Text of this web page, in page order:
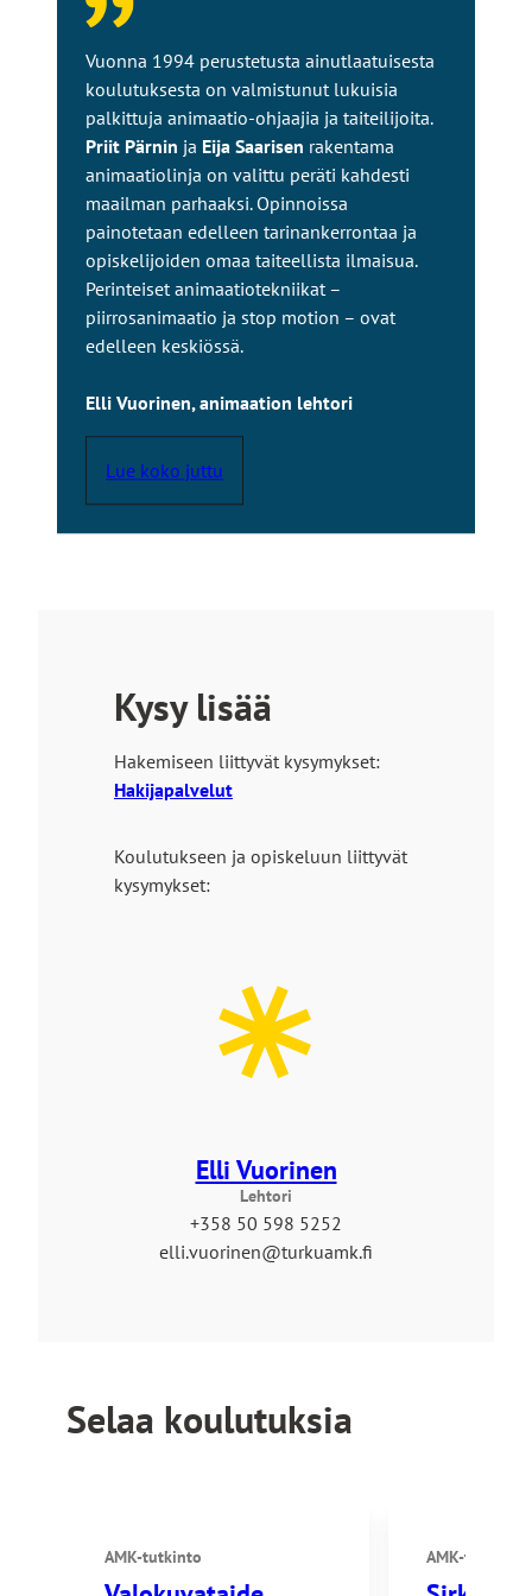
l
l
e
Vuonna 1994 perustetusta ainutlaatuisesta
koulutuksesta on valmistunut lukuisia
palkittuja animaatio-ohjaajia ja taiteilijoita.
Priit Pärnin ja Eija Saarisen rakentama
animaatiolinja on valittu peräti kahdesti
maailman parhaaksi. Opinnoissa
painotetaan edelleen tarinankerrontaa ja
opiskelijoiden omaa taiteellista ilmaisua.
Perinteiset animaatiotekniikat –
piirrosanimaatio ja stop motion – ovat
edelleen keskiössä.
Elli Vuorinen, animaation lehtori
Lue koko juttu
Kysy lisää
Hakemiseen liittyvät kysymykset:
Hakijapalvelut
Koulutukseen ja opiskeluun liittyvät
kysymykset:
Elli Vuorinen
Lehtori
+358 50 598 5252
elli.vuorinen@turkuamk.fi
Selaa koulutuksia
AMK-tutkinto AMK-tutkinto